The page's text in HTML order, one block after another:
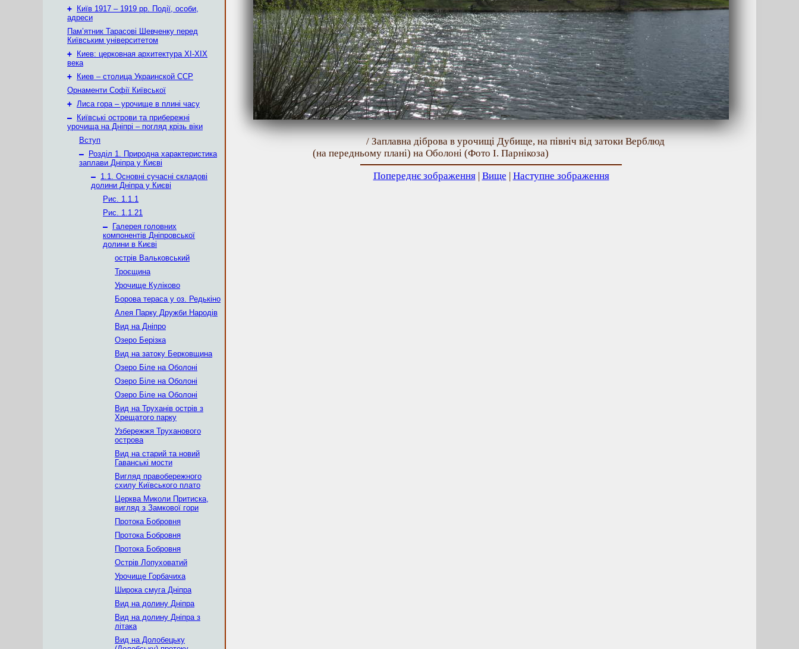
+
Київ 1917 – 1919 рр. Події, особи,
адреси
Пам’ятник Тарасові Шевченку перед
Київським університетом
+
Киев: церковная архитектура XI-XIX
века
+
Киев – столица Украинской ССР
Орнаменти Софії Київської
+ Лиса гора – урочище в плині часу
–
Київські острови та прибережні
урочища на Дніпрі – погляд крізь віки
Вступ
–
Розділ 1. Природна характеристика
заплави Дніпра у Києві
– 1.1. Основні сучасні складові
долини Дніпра у Києві
Рис. 1.1.1
Рис. 1.1.21
–
Галерея головних
компонентів Дніпровської
долини в Києві
острів Вальковський
Троєщина
Урочище Куліково
Борова тераса у оз. Редькіно
Алея Парку Дружби Народів
Вид на Дніпро
Озеро Берізка
Вид на затоку Берковщина
Озеро Біле на Оболоні
Озеро Біле на Оболоні
Озеро Біле на Оболоні
Вид на Труханів острів з
Хрещатого парку
Узбережжя Труханового
острова
Вид на старий та новий
Гаванські мости
Вигляд правобережного
схилу Київського плато
Церква Миколи Притиска,
вигляд з Замкової гори
Протока Бобровня
Протока Бобровня
Протока Бобровня
Острів Лопуховатий
Урочище Горбачиха
Широка смуга Дніпра
Вид на долину Дніпра
Вид на долину Дніпра з
літака
Вид на Долобецьку
/ Заплавна діброва в урочищі Дубище, на північ від затоки Верблюд
(на передньому плані) на Оболоні (Фото І. Парнікоза)
Попереднє зображення| Вище | Наступне зображення